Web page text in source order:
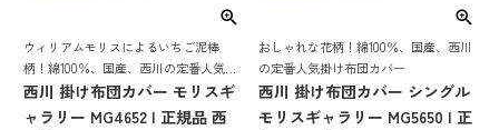
ウィリアムモリスによるいちご泥棒
柄！綿100％、国産、西川の定番人気掛
け布団カバー
西川 掛け布団カバー モリスギ
ャラリー MG4652 | 正規品 西
おしゃれな花柄！綿100％、国産、西川
の定番人気掛け布団カバー
西川 掛け布団カバー シングル
モリスギャラリー MG5650 | 正